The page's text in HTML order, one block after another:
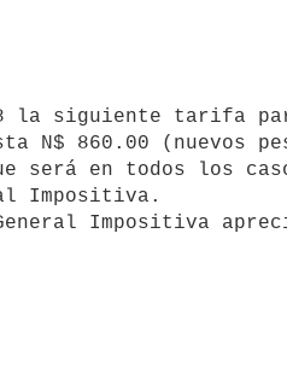
N$ 860.00 (nuevos
será en todos los
Impositiva.